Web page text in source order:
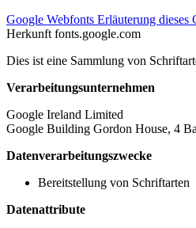
Google Webfonts Erläuterung dieses
Herkunft fonts.google.com
Dies ist eine Sammlung von
Verarbeitungsunternehmen
Google Ireland Limited
Google Building Gordon House, 4
Datenverarbeitungszwecke
Bereitstellung von Schriftarten
Datenattribute